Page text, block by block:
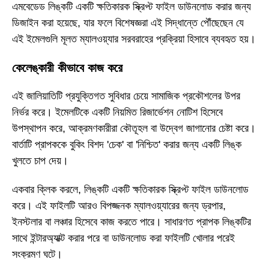
এমবেডেড লিঙ্কটি একটি ক্ষতিকারক স্ক্রিপ্ট ফাইল ডাউনলোড করার জন্য
ডিজাইন করা হয়েছে, যার ফলে বিশেষজ্ঞরা এই সিদ্ধান্তে পৌঁছেছেন যে
এই ইমেলগুলি মূলত ম্যালওয়্যার সরবরাহের প্রক্রিয়া হিসাবে ব্যবহৃত হয়।
কেলেঙ্কারী কীভাবে কাজ করে
এই জালিয়াতিটি প্রযুক্তিগত সুবিধার চেয়ে সামাজিক প্রকৌশলের উপর
নির্ভর করে। ইমেলটিকে একটি নিয়মিত রিজার্ভেশন নোটিশ হিসেবে
উপস্থাপন করে, আক্রমণকারীরা কৌতূহল বা উদ্বেগ জাগানোর চেষ্টা করে।
বার্তাটি প্রাপককে বুকিং বিশদ 'চেক' বা 'নিশ্চিত' করার জন্য একটি লিঙ্ক
খুলতে চাপ দেয়।
একবার ক্লিক করলে, লিঙ্কটি একটি ক্ষতিকারক স্ক্রিপ্ট ফাইল ডাউনলোড
করে। এই ফাইলটি আরও বিপজ্জনক ম্যালওয়্যারের জন্য ড্রপার,
ইনস্টলার বা লঞ্চার হিসেবে কাজ করতে পারে। সাধারণত প্রাপক লিঙ্কটির
সাথে ইন্টারঅ্যাক্ট করার পরে বা ডাউনলোড করা ফাইলটি খোলার পরেই
সংক্রমণ ঘটে।